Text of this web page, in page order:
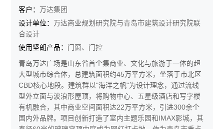
客户： 万达集团
设计单位： 万达商业规划研究院与青岛市建筑设计研究院联
合设计
使用坚朗产品： 门窗、门控
青岛万达广场是山东省首个集商业、文化与旅游于一体的超
大型城市综合体，总建筑面积约45万平方米，坐落于市北区
CBD核心地段。建筑群以"海洋之帆"为设计理念，通过流线
型外立面与波浪形屋顶，将购物中心、五星级酒店和写字楼
有机融合，其中商业空间面积达22万平方米，引进300余个
国内外品牌。项目创新打造了室内主题乐园和IMAX影城，其